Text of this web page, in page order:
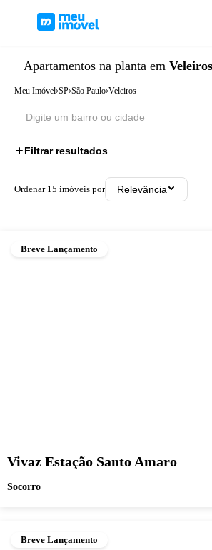
Apartamentos na planta em
Meu Imóvel›SP›São Paulo›Veleiros
Filtrar resultados
Ordenar 15 imóveis por Relevância
Breve Lançamento
Vivaz Estação Santo Amaro
Socorro
Breve Lançamento